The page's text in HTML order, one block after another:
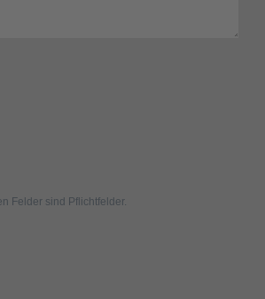
Felder sind Pflichtfelder.